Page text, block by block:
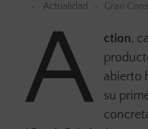
Actualidad
Gran
A ction,
abierto
su